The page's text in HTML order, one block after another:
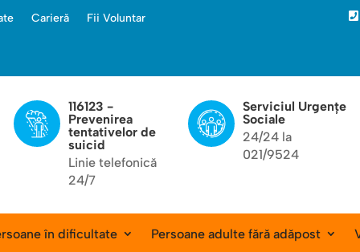
Carieră Fii Voluntar 
116123 -
Prevenirea
tentativelor de
suicid
Linie telefonică
24/7
Serviciul Urgențe
Sociale
24/24 la
021/9524
în dificultate Persoane adulte fără adăpost